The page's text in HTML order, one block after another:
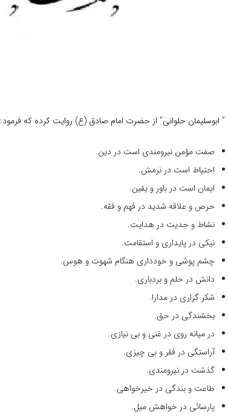
” ابوسلیمان حلوانی” از حضرت امام صادق (ع) روایت کرده که فرمود:
صفت مؤمن نیرومندی است در دین.
احتیاط است در نرمش.
ایمان است در باور و یقین.
حرص و علاقه شدید در فهم و فقه.
نشاط و جدیت در هدایت.
نیکی در پایداری و استقامت.
چشم پوشی و خودداری هنگام شهوت و هوس.
دانش در حلم و بردباری.
شکر گزاری در مدارا.
بخشندگی در حق.
در میانه روی در غنی و بی نیازی.
آراستگی در فقر و بی چیزی.
گذشت در نیرومندی.
طاعت و بندگی در خیرخواهی.
پارسائی در خواهش میل.